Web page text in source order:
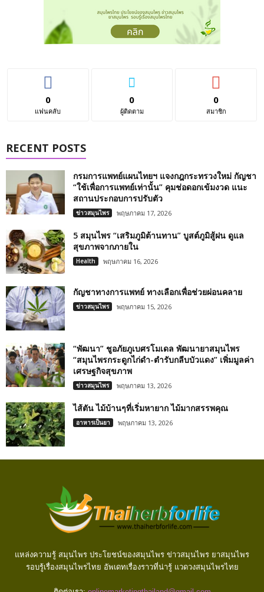
0
แฟนคลับ
0
ผู้ติดตาม
0
สมาชิก
RECENT POSTS
กรมการแพทย์แผนไทยฯ แจงกฎกระทรวงใหม่ กัญชา
“ใช้เพื่อการแพทย์เท่านั้น” คุมช่อดอกเข้มงวด แนะ
สถานประกอบการปรับตัว
ข่าวสมุนไพร พฤษภาคม 17, 2026
5 สมุนไพร “เสริมภูมิต้านทาน” บูสต์ภูมิสู้ฝน ดูแล
สุขภาพจากภายใน
Health พฤษภาคม 16, 2026
กัญชาทางการแพทย์ ทางเลือกเพื่อช่วยผ่อนคลาย
ข่าวสมุนไพร พฤษภาคม 15, 2026
“พัฒนา” ชูอภัยภูเบศรโมเดล พัฒนายาสมุนไพร
“สมุนไพรกระดูกไก่ดำ-ตำรับกลีบบัวแดง” เพิ่มมูลค่า
เศรษฐกิจสุขภาพ
ข่าวสมุนไพร พฤษภาคม 13, 2026
ไส้ตัน ไม้บ้านๆที่เริ่มหายาก ไม้มากสรรพคุณ
อาหารเป็นยา พฤษภาคม 13, 2026
แหล่งความรู้ สมุนไพร ประโยชน์ของสมุนไพร ข่าวสมุนไพร ยาสมุนไพร
รอบรู้เรื่องสมุนไพรไทย อัพเดทเรื่องราวที่น่ารู้ แวดวงสมุนไพรไทย